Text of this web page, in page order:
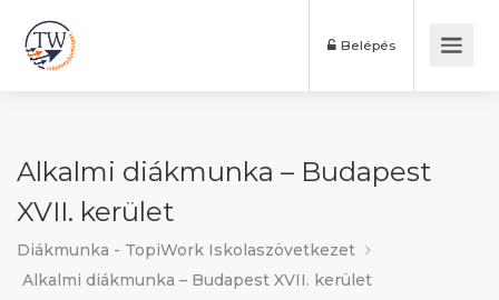
Belépés
Alkalmi diákmunka – Budapest
XVII. kerület
Diákmunka - TopiWork Iskolaszövetkezet
Alkalmi diákmunka – Budapest XVII. kerület